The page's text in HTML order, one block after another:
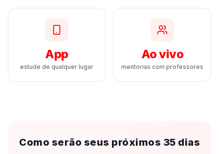
App
estude de qualquer lugar
Ao vivo
mentorias com professores
Como serão seus próximos 35 dias